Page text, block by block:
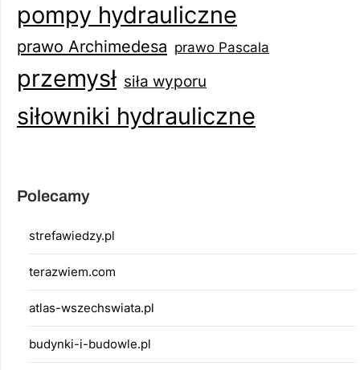
pompy hydrauliczne
prawo Archimedesa prawo Pascala
przemysł siła wyporu
siłowniki hydrauliczne
Polecamy
strefawiedzy.pl
terazwiem.com
atlas-wszechswiata.pl
budynki-i-budowle.pl